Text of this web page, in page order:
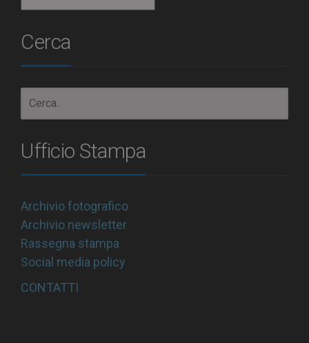
Cerca
Ufficio Stampa
Archivio fotografico
Archivio newsletter
Rassegna stampa
Social media policy
CONTATTI